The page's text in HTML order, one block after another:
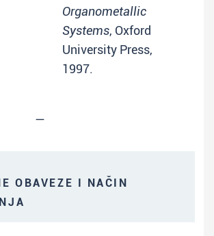
Organometallic
Systems, Oxford
University Press,
1997.
—
OBAVEZE I NAČIN